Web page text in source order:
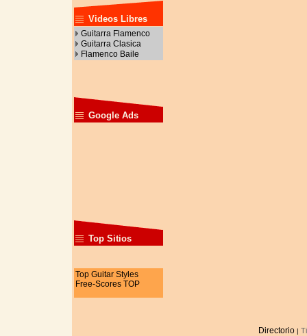
Videos Libres
Guitarra Flamenco
Guitarra Clasica
Flamenco Baile
Google Ads
Top Sitios
Top Guitar Styles
Free-Scores TOP
Directorio |